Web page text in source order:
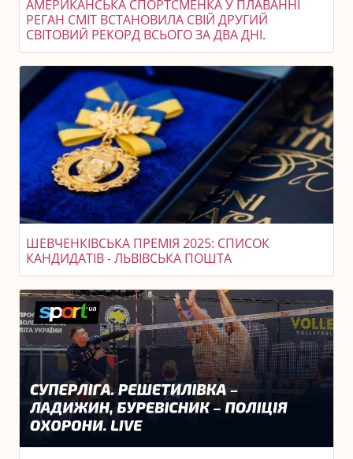
АМЕРИКАНСЬКА СПОРТСМЕНКА У ПЛАВАННІ
РЕГАН СМІТ ВСТАНОВИЛА СВІЙ ДРУГИЙ
СВІТОВИЙ РЕКОРД ВСЬОГО ЗА ДВА ДНІ.
ШЕВЧЕНКІВСЬКА ПРЕМІЯ 2025: СПИСОК
КАНДИДАТІВ - ЛЬВІВСЬКА ПОШТА